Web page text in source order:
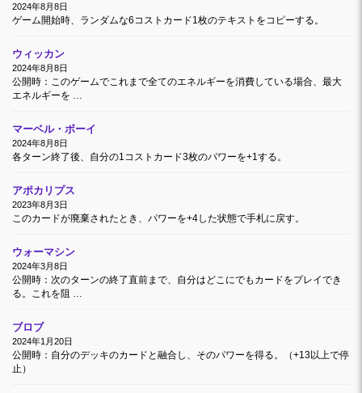
2024年8月8日
ゲーム開始時、ランダムな6コストカード1枚のテキストをコピーする。
ウィッカン
2024年8月8日
公開時：このゲームでこれまで全てのエネルギーを消費している場合、最大
エネルギーを …
マーベル・ボーイ
2024年8月8日
各ターン終了後、自分の1コストカード3枚のパワーを+1する。
アポカリプス
2023年8月3日
このカードが廃棄されたとき、パワーを+4した状態で手札に戻す。
ウォーマシン
2024年3月8日
公開時：次のターンの終了直前まで、自分はどこにでもカードをプレイでき
る。これを阻 …
ブロブ
2024年1月20日
公開時：自分のデッキのカードと融合し、そのパワーを得る。（+13以上で停
止）